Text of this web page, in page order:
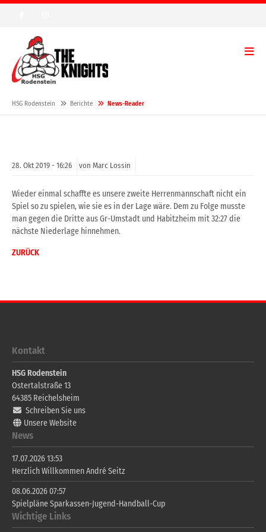
HSG Rodenstein Berichte News-Reader
28. Okt 2019 - 16:26 von Marc Lossin
Wieder einmal schaffte es unsere zweite Herrenmannschaft nicht ein
Spiel so zu spielen, wie sie es in der Lage wäre. Dem zu Folge musste
man gegen die Dritte aus Gr-Umstadt und Habitzheim mit 32:27 die
nächste Niederlage hinnehmen.
ZURÜCK
Kontakt
HSG Rodenstein
Ostertalstraße 13
64385 Reichelsheim
Schreiben Sie uns
Unsere Website
News
17.07.2026 13:53
Herzlich Willkommen André Seitz
08.06.2026 07:57
Spielpläne Sparkassen-Jugend-Handball-Cup
Wichtige Links